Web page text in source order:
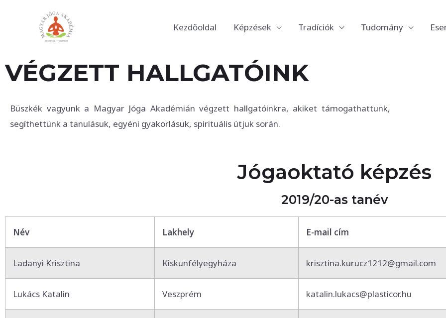
Kezdőoldal Képzések Tradíciók Tudomány
VÉGZETT HALLGATÓINK
Büszkék vagyunk a Magyar Jóga Akadémián végzett hallgatóinkra, akiket támogathattunk,
segíthettünk a tanulásuk, egyéni gyakorlásuk, spirituális útjuk során.
Jógaoktató képzés
2019/20-as tanév
Név Lakhely E-mail cím
Ladanyi Krisztina Kiskunfélyegyháza krisztina.kurucz1212@gmail.com
Lukács Katalin Veszprém katalin.lukacs@plasticor.hu